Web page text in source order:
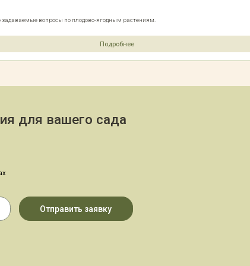
вопросы по плодово-ягодным растениям.
Подробнее
для вашего сада